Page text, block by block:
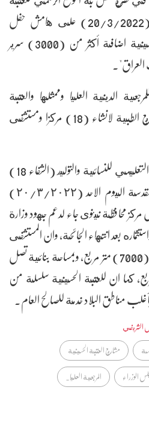
الحسينية المقدسة اليوم الاحد (20/3/2022) على هامش حفل
الافتتاح "استطعنا مع العتبة الحسينية اضافة أكثر من (3000) سرير
الدينية العليا وممثلها والعتبة
الحسينية، والقائمين على المشاريع الطبية لانشاء (18) مركزا ومستشفى
الجدير بالذكر أن مستشفى البتول التعليمي للنسائية والتوليد (الشفاء 18)
الذي افتتحته العتبة الحسينية المقدسة اليوم الاحد (٢٠/٣/٢٠٢٢)
محافظة نينوى جاء لدعم جهود وزارة
بعد انتهاء الجائحة، وان المستشفى
شيد على ارض تزيد مساحتها عن (7000) متر مربع، وبمساحة بنائية تصل
متر مربع، كما ان للعتبة الحسينية سلسلة من
مناطق البلاد خدمة للصالح العام.
الشريفي
مشاريع العتبة الحسينية
الوزراء المرجعية العليا.